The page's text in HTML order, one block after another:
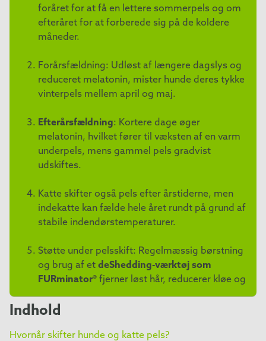
foråret for at få en lettere sommerpels og om
efteråret for at forberede sig på de koldere
måneder.
Forårsfældning: Udløst af længere dagslys og
reduceret melatonin, mister hunde deres tykke
vinterpels mellem april og maj.
Efterårsfældning: Kortere dage øger
melatonin, hvilket fører til væksten af en varm
underpels, mens gammel pels gradvist
udskiftes.
Katte skifter også pels efter årstiderne, men
indekatte kan fælde hele året rundt på grund af
stabile indendørstemperaturer.
Støtte under pelsskift: Regelmæssig børstning
og brug af et deShedding-værktøj som
FURminator® fjerner løst hår, reducerer kløe og
skinnende.
Indhold
Hvornår skifter hunde og katte pels?